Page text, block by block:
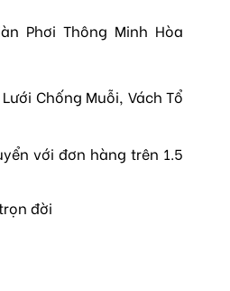
Phơi Thông Minh Hòa
Chống Muỗi, Vách Tổ
với đơn hàng trên 1.5
đời